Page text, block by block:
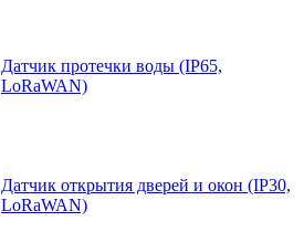
Датчик протечки воды (IP65,
LoRaWAN)
Датчик открытия дверей и окон (IP30,
LoRaWAN)